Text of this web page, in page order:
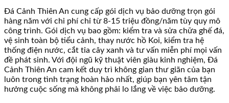
Đá Cảnh Thiên An cung cấp gói dịch vụ bảo dưỡng trọn gói
hàng năm với chi phí chỉ từ 8-15 triệu đồng/năm tùy quy mô
công trình. Gói dịch vụ bao gồm: kiểm tra và sửa chữa ghế đá,
vệ sinh toàn bộ tiểu cảnh, thay nước hồ Koi, kiểm tra hệ
thống điện nước, cắt tỉa cây xanh và tư vấn miễn phí mọi vấn
đề phát sinh. Với đội ngũ kỹ thuật viên giàu kinh nghiệm, Đá
Cảnh Thiên An cam kết duy trì không gian thư giãn của bạn
luôn trong tình trạng hoàn hảo nhất, giúp bạn yên tâm tận
hưởng cuộc sống mà không phải lo lắng về việc bảo dưỡng.